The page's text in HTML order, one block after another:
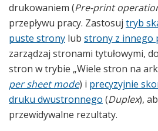
drukowaniem (Pre-print
przepływu pracy. Zastosuj tryb
puste strony lub strony z innego
zarządzaj stronami tytułowymi,
stron w trybie „Wiele stron na
per sheet mode) i precyzyjnie
druku dwustronnego (Duplex),
przewidywalne rezultaty.